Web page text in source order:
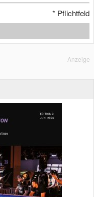
* Pflichtfeld
Anzeige